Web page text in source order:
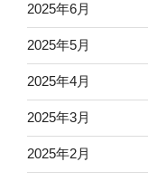
2025年6月
2025年5月
2025年4月
2025年3月
2025年2月